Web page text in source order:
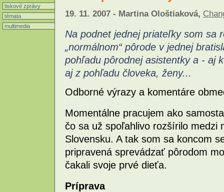
tiskové zprávy
témata
multimedia
19. 11. 2007 - Martina Ološtiaková,
Na podnet jednej priateľky som sa
„normálnom“ pôrode v jednej
pohľadu pôrodnej asistentky a - aj
aj z pohľadu človeka, ženy...
Odborné výrazy a komentáre
Momentálne pracujem ako
čo sa už spoľahlivo rozšírilo medzi
Slovensku. A tak som sa koncom
pripravená sprevádzať pôrodom
čakali svoje prvé dieťa.
Príprava